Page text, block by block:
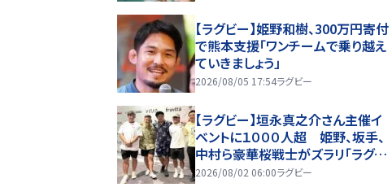
【ラグビー】姫野和樹、300万円寄付
で熊本支援「ワンチームで乗り越え
ていきましょう」
2026/08/05 17:54ラグビー
【ラグビー】垣永真之介さん主催イ
ベントに１０００人超 姫野、坂手、
中村ら豪華桜戦士がズラリ「ラグビ
ーは、会えるのが良さ」
2026/08/02 06:00ラグビー